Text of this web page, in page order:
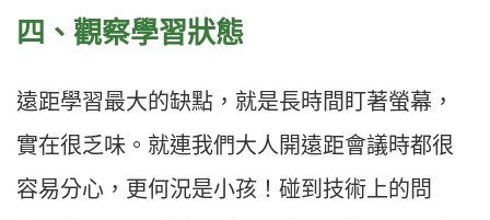
四、觀察學習狀態​
遠距學習最大的缺點，就是長時間盯著螢幕，
實在很乏味。就連我們大人開遠距會議時都很
容易分心，更何況是小孩！碰到技術上的問